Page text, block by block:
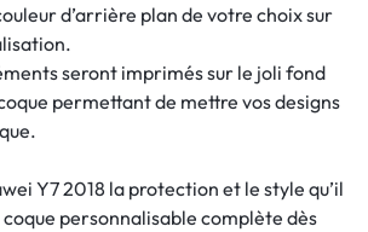
d’arrière plan de votre choix sur
seront imprimés sur le joli fond
permettant de mettre vos designs
Y7 2018 la protection et le style qu’il
personnalisable complète dès